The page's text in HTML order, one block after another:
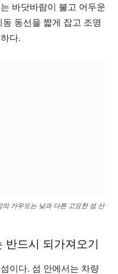
바닷바람이 불고 어두운
동선을 짧게 잡고 조명
다.
가우도는 낮과 다른 고요한 섬 산
반드시 되가져오기
이다. 섬 안에서는 차량